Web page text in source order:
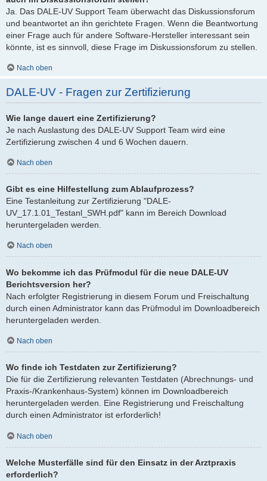
Ja. Das DALE-UV Support Team überwacht das Diskussionsforum
und beantwortet an ihn gerichtete Fragen. Wenn die Beantwortung
einer Frage auch für andere Software-Hersteller interessant sein
könnte, ist es sinnvoll, diese Frage im Diskussionsforum zu stellen.
Nach oben
DALE-UV - Fragen zur Zertifizierung
Wie lange dauert eine Zertifizierung?
Je nach Auslastung des DALE-UV Support Team wird eine
Zertifizierung zwischen 4 und 6 Wochen dauern.
Nach oben
Gibt es eine Hilfestellung zum Ablaufprozess?
Eine Testanleitung zur Zertifizierung "DALE-
UV_17.1.01_Testanl_SWH.pdf" kann im Bereich Download
heruntergeladen werden.
Nach oben
Wo bekomme ich das Prüfmodul für die neue DALE-UV
Berichtsversion her?
Nach erfolgter Registrierung in diesem Forum und Freischaltung
durch einen Administrator kann das Prüfmodul im Downloadbereich
heruntergeladen werden.
Nach oben
Wo finde ich Testdaten zur Zertifizierung?
Die für die Zertifizierung relevanten Testdaten (Abrechnungs- und
Praxis-/Krankenhaus-System) können im Downloadbereich
heruntergeladen werden. Eine Registrierung und Freischaltung
durch einen Administrator ist erforderlich!
Nach oben
Welche Musterfälle sind für den Einsatz in der Arztpraxis
erforderlich?